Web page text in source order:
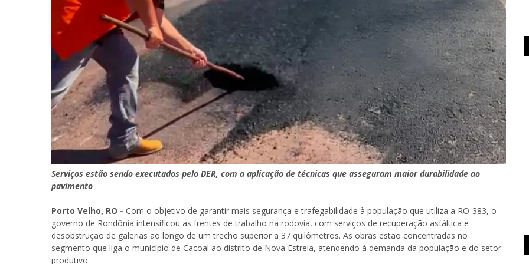
Serviços estão sendo executados pelo DER, com a aplicação de técnicas que asseguram maior durabilidade ao
pavimento
Porto Velho, RO - Com o objetivo de garantir mais segurança e trafegabilidade à população que utiliza a RO-383, o
governo de Rondônia intensificou as frentes de trabalho na rodovia, com serviços de recuperação asfáltica e
desobstrução de galerias ao longo de um trecho superior a 37 quilômetros. As obras estão concentradas no
segmento que liga o município de Cacoal ao distrito de Nova Estrela, atendendo à demanda da população e do setor
produtivo.